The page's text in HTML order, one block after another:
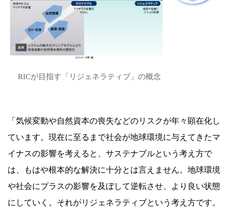
RICが目指す「リジェネラティブ」の概念
「気候変動や自然資本の喪失などのリスクが年々顕在化し
ています。現在に至るまで社会が地球環境に与えてきたマ
イナスの影響を考えると、サステナブルという考え方で
は、もはや根本的な解決に十分とは言えません。地球環境
や社会にプラスの影響を及ぼして逆転させ、より良い状態
にしていく。それがリジェネラティブという考え方です。